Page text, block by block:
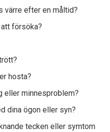
värre efter en måltid?
försöka?
hosta?
eller minnesproblem?
dina ögon eller syn?
tecken eller symtom